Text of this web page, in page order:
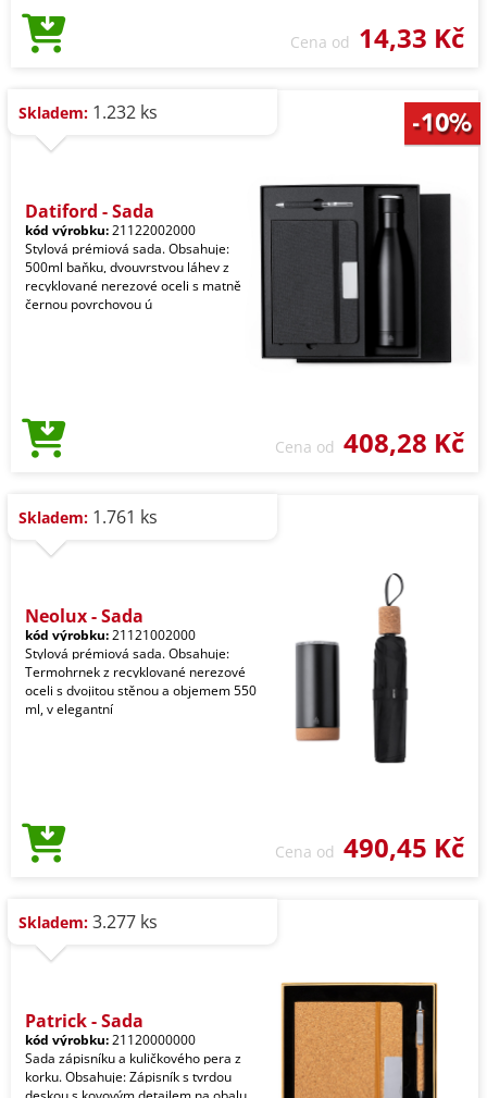
Cena od 14,33 Kč
Skladem: 1.232 ks
Datiford - Sada
kód výrobku:21122002000
Stylová prémiová sada. Obsahuje:
500ml baňku, dvouvrstvou láhev z
recyklované nerezové oceli s matně
černou povrchovou ú
Cena od 408,28 Kč
Skladem: 1.761 ks
Neolux - Sada
kód výrobku:21121002000
Stylová prémiová sada. Obsahuje:
Termohrnek z recyklované nerezové
oceli s dvojitou stěnou a objemem 550
ml, v elegantní
Cena od 490,45 Kč
Skladem: 3.277 ks
Patrick - Sada
kód výrobku:21120000000
Sada zápisníku a kuličkového pera z
korku. Obsahuje: Zápisník s tvrdou